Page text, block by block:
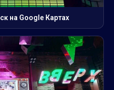
на Google Картах